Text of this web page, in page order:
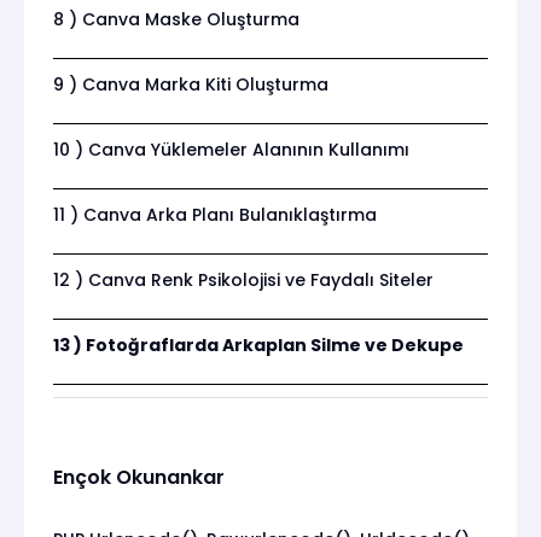
8 ) Canva Maske Oluşturma
9 ) Canva Marka Kiti Oluşturma
10 ) Canva Yüklemeler Alanının Kullanımı
11 ) Canva Arka Planı Bulanıklaştırma
12 ) Canva Renk Psikolojisi ve Faydalı Siteler
13 ) Fotoğraflarda Arkaplan Silme ve Dekupe
Ençok Okunankar